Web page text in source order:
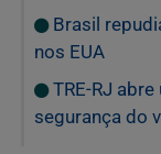
Brasil
nos EUA
TRE-RJ
segurança do